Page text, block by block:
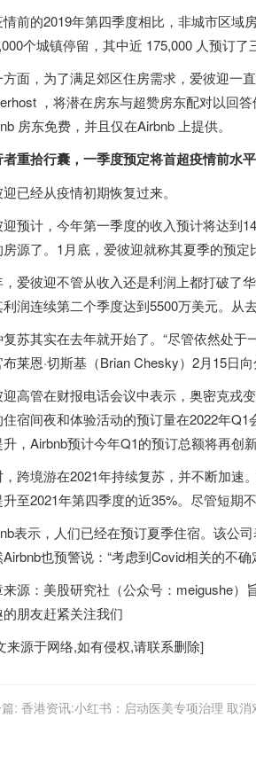
前的2019年第四季度相比，非城市区域
个城镇停留，其中近 175,000 人预订了
方面，为了满足郊区住房需求，爱彼迎一
，将潜在房东与超赞房东配对以回
房东免费，并且仅在Airbnb 上提供。
重拾行囊，一季度预定将首超疫情前水平
已经从疫情初期恢复过来。
预计，今年第一季度的收入预计将达到
源了。1月底，爱彼迎就称其夏季的预定
爱彼迎不管从收入还是利润上都打破了
润连续第二个季度达到5500万美元。从
苏其实在去年就开始了。“尽管依然处
莱恩·切斯基（Brian Chesky）2月15日
迎高管在财报电话会议中表示，奥密克戎
宿间夜和体验活动的预订量在2022年
，Airbnb预计今年Q1的预订总额将再创新
跨境游在2021年持续复苏，并不断加速
至2021年第四季度的近35%。尽管短期
表示，人们已经在预订夏季住宿。该公
也预警说：“考虑到Covid相关的不
来源：美股研究社（公众号：meigushe
朋友赶紧关注我们
来源于网络,如有侵权,请联系删除]
: 香港资讯:小红书：启动医美专项治理 取消